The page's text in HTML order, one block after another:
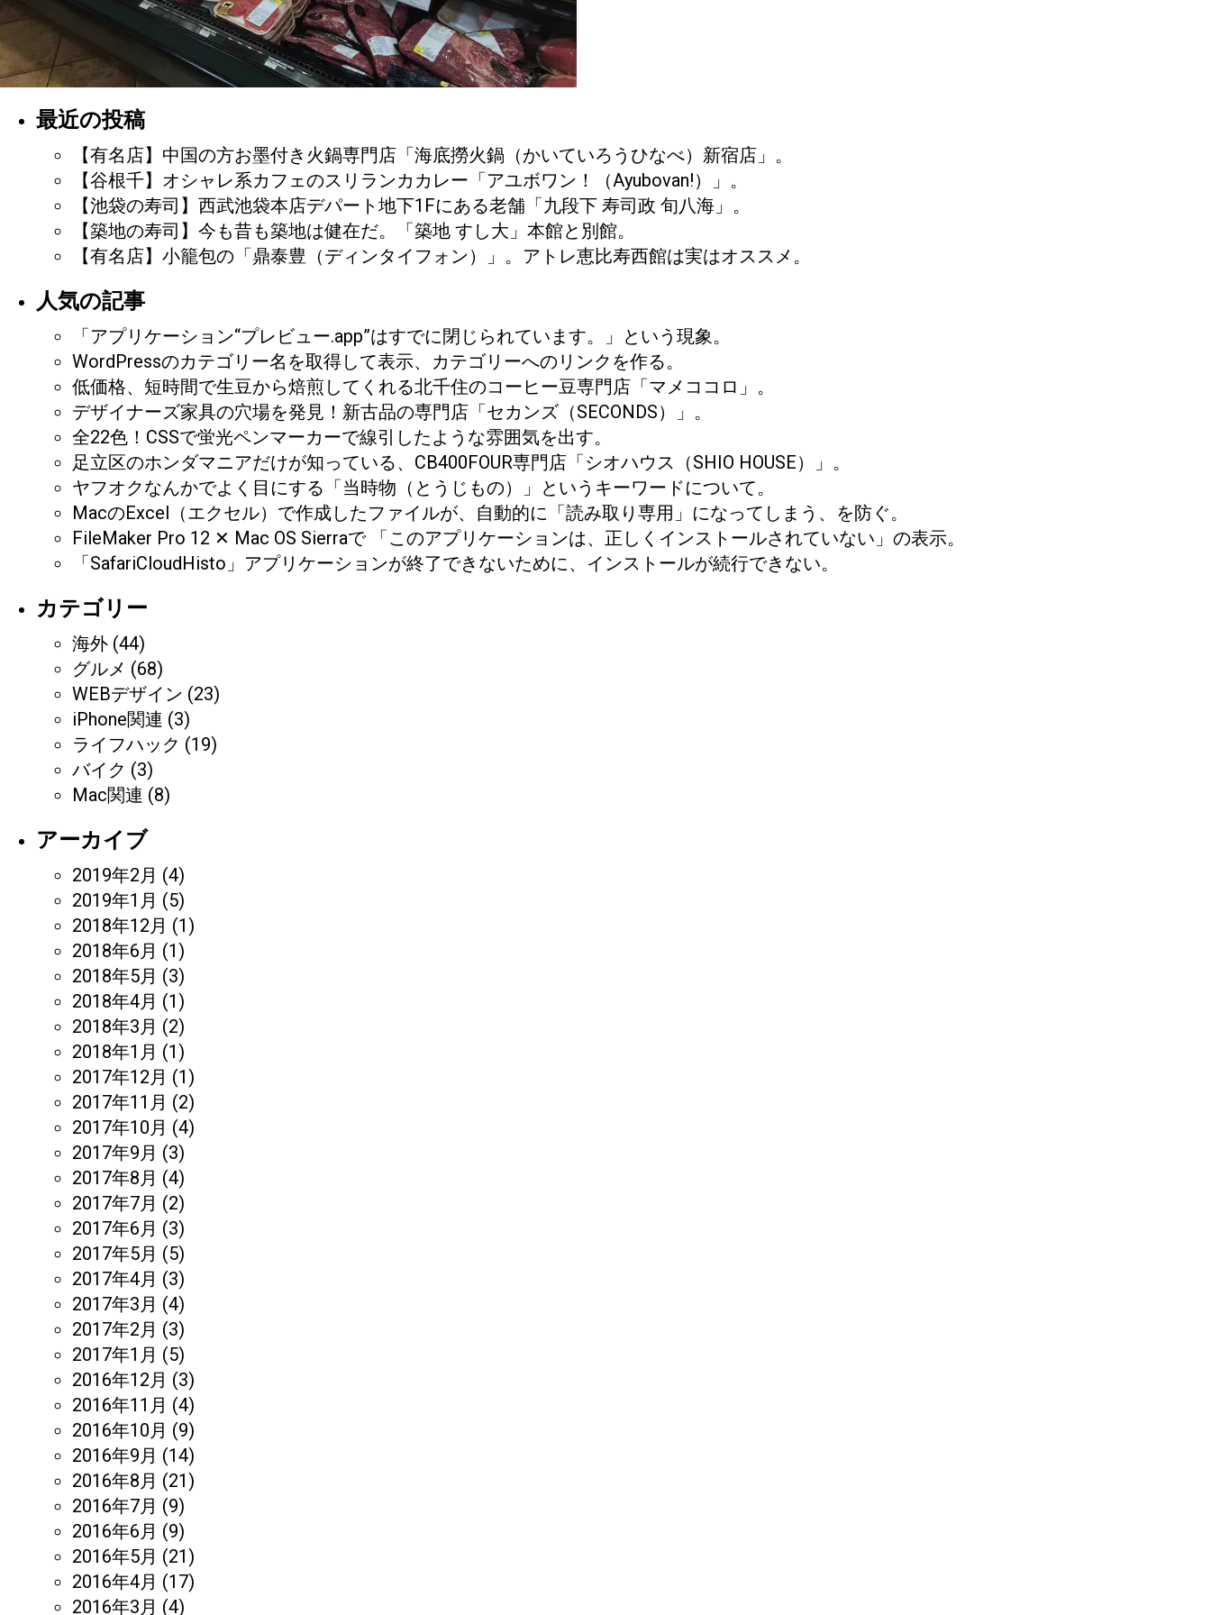
最近の投稿
【有名店】中国の方お墨付き火鍋専門店「海底撈火鍋（かいていろうひなべ）新宿店」。
【谷根千】オシャレ系カフェのスリランカカレー「アユボワン！（Ayubovan!）」。
【池袋の寿司】西武池袋本店デパート地下1Fにある老舗「九段下 寿司政 旬八海」。
【築地の寿司】今も昔も築地は健在だ。「築地 すし大」本館と別館。
【有名店】小籠包の「鼎泰豊（ディンタイフォン）」。アトレ恵比寿西館は実はオススメ。
人気の記事
「アプリケーション“プレビュー.app”はすでに閉じられています。」という現象。
WordPressのカテゴリー名を取得して表示、カテゴリーへのリンクを作る。
低価格、短時間で生豆から焙煎してくれる北千住のコーヒー豆専門店「マメココロ」。
デザイナーズ家具の穴場を発見！新古品の専門店「セカンズ（SECONDS）」。
全22色！CSSで蛍光ペンマーカーで線引したような雰囲気を出す。
足立区のホンダマニアだけが知っている、CB400FOUR専門店「シオハウス（SHIO HOUSE）」。
ヤフオクなんかでよく目にする「当時物（とうじもの）」というキーワードについて。
MacのExcel（エクセル）で作成したファイルが、自動的に「読み取り専用」になってしまう、を防ぐ。
FileMaker Pro 12 ✕ Mac OS Sierraで 「このアプリケーションは、正しくインストールされていない」の表示。
「SafariCloudHisto」アプリケーションが終了できないために、インストールが続行できない。
カテゴリー
海外 (44)
グルメ (68)
WEBデザイン (23)
iPhone関連 (3)
ライフハック (19)
バイク (3)
Mac関連 (8)
アーカイブ
2019年2月 (4)
2019年1月 (5)
2018年12月 (1)
2018年6月 (1)
2018年5月 (3)
2018年4月 (1)
2018年3月 (2)
2018年1月 (1)
2017年12月 (1)
2017年11月 (2)
2017年10月 (4)
2017年9月 (3)
2017年8月 (4)
2017年7月 (2)
2017年6月 (3)
2017年5月 (5)
2017年4月 (3)
2017年3月 (4)
2017年2月 (3)
2017年1月 (5)
2016年12月 (3)
2016年11月 (4)
2016年10月 (9)
2016年9月 (14)
2016年8月 (21)
2016年7月 (9)
2016年6月 (9)
2016年5月 (21)
2016年4月 (17)
2016年3月 (4)